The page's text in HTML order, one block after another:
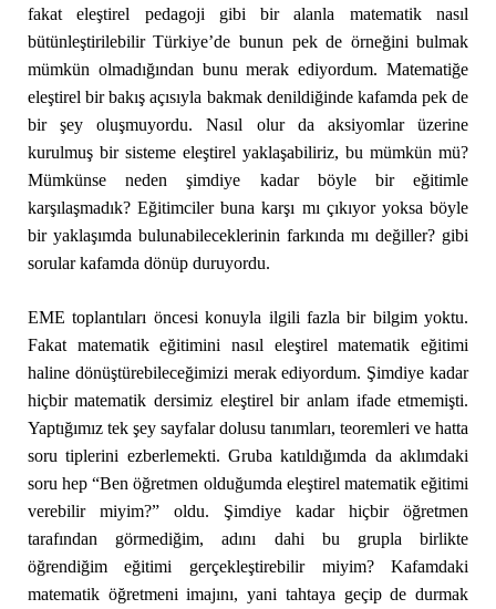
fakat eleştirel pedagoji gibi bir alanla matematik nasıl
bütünleştirilebilir Türkiye’de bunun pek de örneğini bulmak
mümkün olmadığından bunu merak ediyordum. Matematiğe
eleştirel bir bakış açısıyla bakmak denildiğinde kafamda pek de
bir şey oluşmuyordu. Nasıl olur da aksiyomlar üzerine
kurulmuş bir sisteme eleştirel yaklaşabiliriz, bu mümkün mü?
Mümkünse neden şimdiye kadar böyle bir eğitimle
karşılaşmadık? Eğitimciler buna karşı mı çıkıyor yoksa böyle
bir yaklaşımda bulunabileceklerinin farkında mı değiller? gibi
sorular kafamda dönüp duruyordu.
EME toplantıları öncesi konuyla ilgili fazla bir bilgim yoktu.
Fakat matematik eğitimini nasıl eleştirel matematik eğitimi
haline dönüştürebileceğimizi merak ediyordum. Şimdiye kadar
hiçbir matematik dersimiz eleştirel bir anlam ifade etmemişti.
Yaptığımız tek şey sayfalar dolusu tanımları, teoremleri ve hatta
soru tiplerini ezberlemekti. Gruba katıldığımda da aklımdaki
soru hep “Ben öğretmen olduğumda eleştirel matematik eğitimi
verebilir miyim?” oldu. Şimdiye kadar hiçbir öğretmen
tarafından görmediğim, adını dahi bu grupla birlikte
öğrendiğim eğitimi gerçekleştirebilir miyim? Kafamdaki
matematik öğretmeni imajını, yani tahtaya geçip de durmak